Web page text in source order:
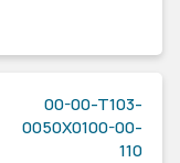
00-00-T103-
0050X0100-00-
110